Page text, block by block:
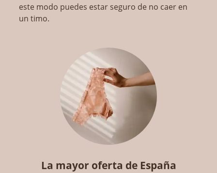
este modo puedes estar seguro de no caer en
un timo.
La mayor oferta de España